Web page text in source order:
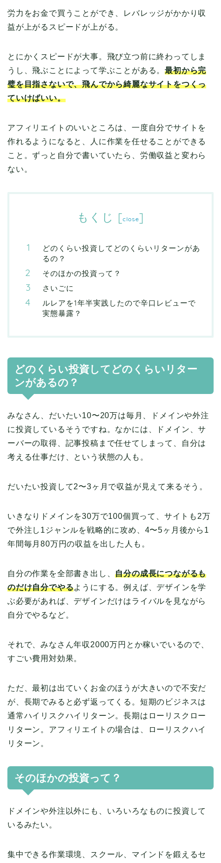
労力をお金で買うことができ、レバレッジがかかり収
益が上がるスピードが上がる。
とにかくスピードが大事。飛び立つ前に終わってしま
うし、飛ぶことによって学ぶことがある。最初から完
璧を目指さないで、飛んでから綺麗なサイトをつくっ
ていけばいい。
アフィリエイトのいいところは、一度自分でサイトを
作れるようになると、人に作業を任せることができる
こと。ずっと自分で書いていたら、労働収益と変わら
ない。
もくじ [close]
どのくらい投資してどのくらいリターンがあ
るの？
そのほかの投資って？
さいごに
ルレアを1年半実践したので辛口レビューで
実態暴露？
どのくらい投資してどのくらいリター
ンがあるの？
みなさん、だいたい10〜20万は毎月、ドメインや外注
に投資しているそうですね。なかには、ドメイン、サ
ーバーの取得、記事投稿まで任せてしまって、自分は
考える仕事だけ、という状態の人も。
だいたい投資して2〜3ヶ月で収益が見えて来るそう。
いきなりドメインを30万で100個買って、サイトも2万
で外注し1ジャンルを戦略的に攻め、4〜5ヶ月後から1
年間毎月80万円の収益を出した人も。
自分の作業を全部書き出し、自分の成長につながるも
のだけ自分でやるようにする。例えば、デザインを学
ぶ必要があれば、デザインだけはライバルを見ながら
自分でやるなど。
それで、みなさん年収2000万円とか稼いでいるので、
すごい費用対効果。
ただ、最初は出ていくお金のほうが大きいので不安だ
が、長期でみると必ず返ってくる。短期のビジネスは
通常ハイリスクハイリターン。長期はローリスクロー
リターン。アフィリエイトの場合は、ローリスクハイ
リターン。
そのほかの投資って？
ドメインや外注以外にも、いろいろなものに投資して
いるみたい。
集中できる作業環境、スクール、マインドを鍛えるセ